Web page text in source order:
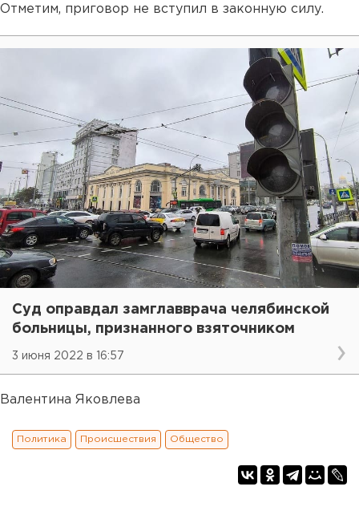
Отметим, приговор не вступил в законную силу.
Суд оправдал замглавврача челябинской
больницы, признанного взяточником
3 июня 2022 в 16:57
Валентина Яковлева
Политика Происшествия Общество